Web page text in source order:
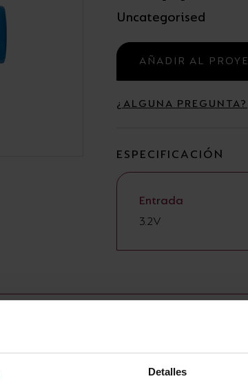
Detalles
Estancas y Regletas
Uncategorised
AÑADIR AL
¿ALGUNA PREGUNTA?
ESPECIFICACIÓN
Entrada
3.2V